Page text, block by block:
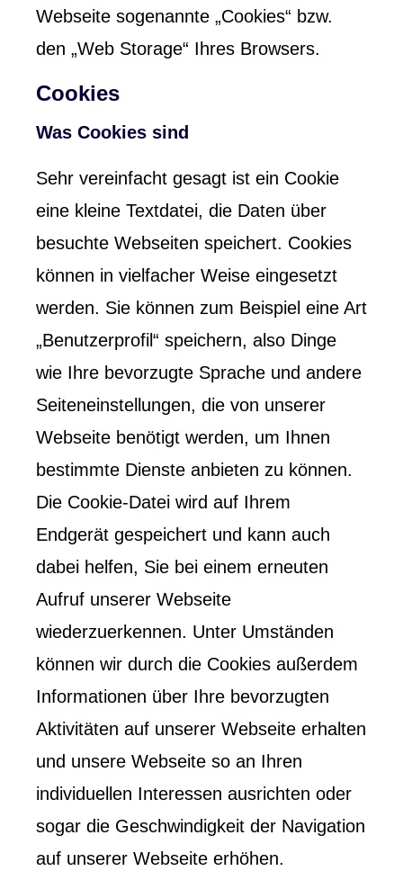
Webseite sogenannte „Cookies“ bzw.
den „Web Storage“ Ihres Browsers.
Cookies
Was Cookies sind
Sehr vereinfacht gesagt ist ein Cookie
eine kleine Textdatei, die Daten über
besuchte Webseiten speichert. Cookies
können in vielfacher Weise eingesetzt
werden. Sie können zum Beispiel eine Art
„Benutzerprofil“ speichern, also Dinge
wie Ihre bevorzugte Sprache und andere
Seiteneinstellungen, die von unserer
Webseite benötigt werden, um Ihnen
bestimmte Dienste anbieten zu können.
Die Cookie-Datei wird auf Ihrem
Endgerät gespeichert und kann auch
dabei helfen, Sie bei einem erneuten
Aufruf unserer Webseite
wiederzuerkennen. Unter Umständen
können wir durch die Cookies außerdem
Informationen über Ihre bevorzugten
Aktivitäten auf unserer Webseite erhalten
und unsere Webseite so an Ihren
individuellen Interessen ausrichten oder
sogar die Geschwindigkeit der Navigation
auf unserer Webseite erhöhen.